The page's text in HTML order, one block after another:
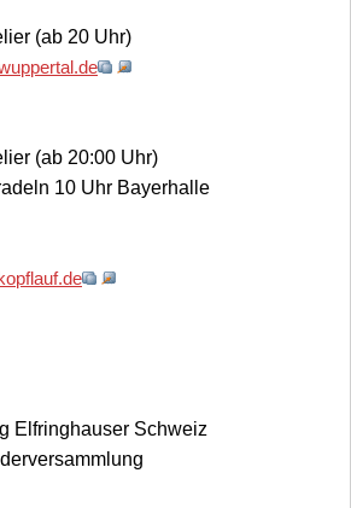
(ab 20 Uhr)
(ab 20:00 Uhr)
10 Uhr Bayerhalle
Elfringhauser Schweiz